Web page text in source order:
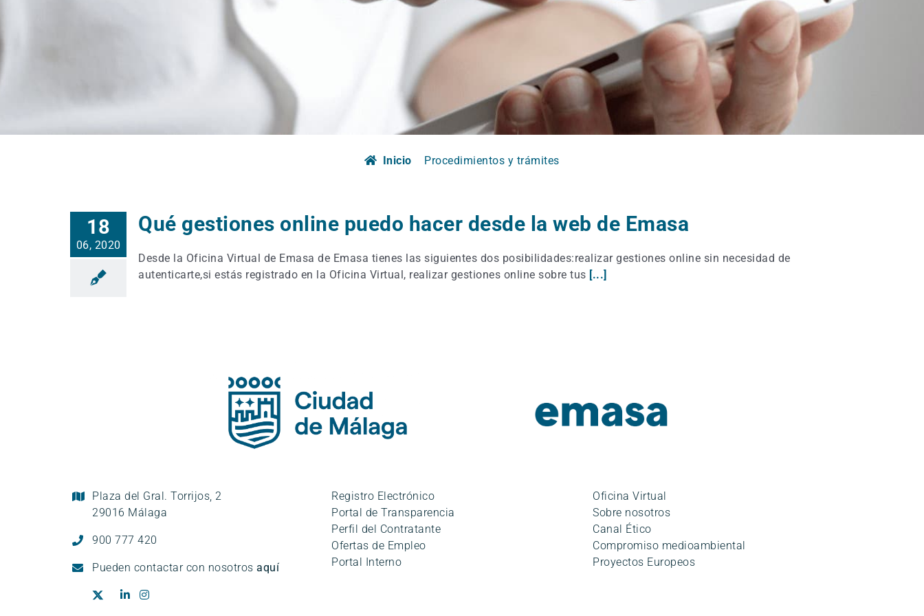
Inicio Procedimientos y trámites
18
06, 2020
Qué gestiones online puedo hacer desde la web de Emasa
Desde la Oficina Virtual de Emasa de Emasa tienes las siguientes dos posibilidades:realizar gestiones online sin necesidad de
autenticarte,si estás registrado en la Oficina Virtual, realizar gestiones online sobre tus [...]
Plaza del Gral. Torrijos, 2
29016 Málaga
900 777 420
Pueden contactar con nosotros aquí
Registro Electrónico
Portal de Transparencia
Perfil del Contratante
Ofertas de Empleo
Portal Interno
Oficina Virtual
Sobre nosotros
Canal Ético
Compromiso medioambiental
Proyectos Europeos